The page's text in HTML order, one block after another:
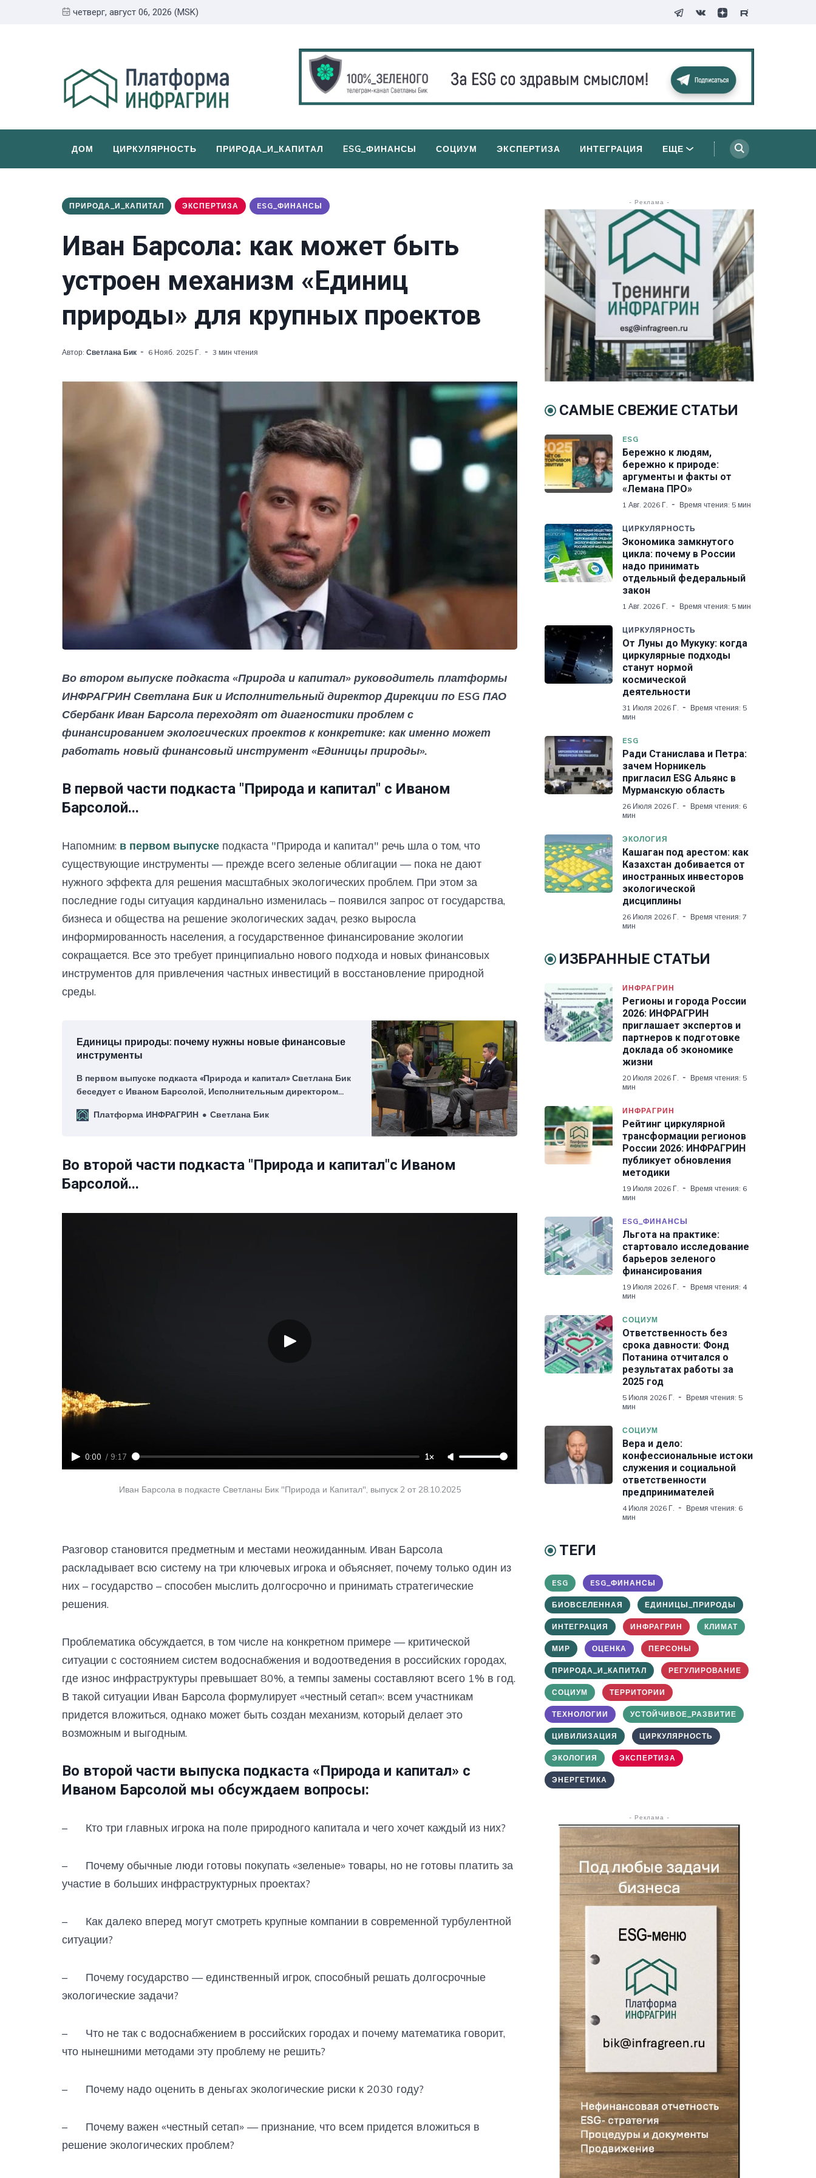
четверг, август 06, 2026 (MSK)
ДОМ ЦИРКУЛЯРНОСТЬ ПРИРОДА_И_КАПИТАЛ ESG_ФИНАНСЫ СОЦИУМ ЭКСПЕРТИЗА ИНТЕГРАЦИЯ ЕЩЕ
ПРИРОДА_И_КАПИТАЛ ЭКСПЕРТИЗА ESG_ФИНАНСЫ
Иван Барсола: как может быть
устроен механизм «Единиц
природы» для крупных проектов
Автор: Светлана Бик 6 Нояб. 2025 Г. 3 мин чтения
Во втором выпуске подкаста «Природа и капитал» руководитель платформы
ИНФРАГРИН Светлана Бик и Исполнительный директор Дирекции по ESG ПАО
Сбербанк Иван Барсола переходят от диагностики проблем с
финансированием экологических проектов к конкретике: как именно может
работать новый финансовый инструмент «Единицы природы».
В первой части подкаста "Природа и капитал" с Иваном
Барсолой...
Напомним: в первом выпуске подкаста "Природа и капитал" речь шла о том, что
существующие инструменты — прежде всего зеленые облигации — пока не дают
нужного эффекта для решения масштабных экологических проблем. При этом за
последние годы ситуация кардинально изменилась – появился запрос от государства,
бизнеса и общества на решение экологических задач, резко выросла
информированность населения, а государственное финансирование экологии
сокращается. Все это требует принципиально нового подхода и новых финансовых
инструментов для привлечения частных инвестиций в восстановление природной
среды.
Единицы природы: почему нужны новые финансовые
инструменты
В первом выпуске подкаста «Природа и капитал» Светлана Бик
беседует с Иваном Барсолой, Исполнительным директором
редакционной группы Агентства стратегических инициатив по
Платформа ИНФРАГРИН Светлана Бик
Во второй части подкаста "Природа и капитал"с Иваном
Барсолой...
0:00 / 9:17 1×
Иван Барсола в подкасте Светланы Бик "Природа и Капитал", выпуск 2 от 28.10.2025
Разговор становится предметным и местами неожиданным. Иван Барсола
раскладывает всю систему на три ключевых игрока и объясняет, почему только один из
них – государство – способен мыслить долгосрочно и принимать стратегические
решения.
Проблематика обсуждается, в том числе на конкретном примере — критической
ситуации с состоянием систем водоснабжения и водоотведения в российских городах,
где износ инфраструктуры превышает 80%, а темпы замены составляют всего 1% в год.
В такой ситуации Иван Барсола формулирует «честный сетап»: всем участникам
придется вложиться, однако может быть создан механизм, который делает это
возможным и выгодным.
Во второй части выпуска подкаста «Природа и капитал» с
Иваном Барсолой мы обсуждаем вопросы:
– Кто три главных игрока на поле природного капитала и чего хочет каждый из них?
– Почему обычные люди готовы покупать «зеленые» товары, но не готовы платить за
участие в больших инфраструктурных проектах?
– Как далеко вперед могут смотреть крупные компании в современной турбулентной
ситуации?
– Почему государство — единственный игрок, способный решать долгосрочные
экологические задачи?
– Что не так с водоснабжением в российских городах и почему математика говорит,
что нынешними методами эту проблему не решить?
– Почему надо оценить в деньгах экологические риски к 2030 году?
– Почему важен «честный сетап» — признание, что всем придется вложиться в
решение экологических проблем?
- Реклама -
САМЫЕ СВЕЖИЕ СТАТЬИ
ESG
Бережно к людям,
бережно к природе:
аргументы и факты от
«Лемана ПРО»
1 Авг. 2026 Г. Время чтения: 5 мин
ЦИРКУЛЯРНОСТЬ
Экономика замкнутого
цикла: почему в России
надо принимать
отдельный федеральный
закон
1 Авг. 2026 Г. Время чтения: 5 мин
ЦИРКУЛЯРНОСТЬ
От Луны до Мукуку: когда
циркулярные подходы
станут нормой
космической
деятельности
31 Июля 2026 Г.
Время чтения: 5
мин
ESG
Ради Станислава и Петра:
зачем Норникель
пригласил ESG Альянс в
Мурманскую область
26 Июля 2026 Г.
Время чтения: 6
мин
ЭКОЛОГИЯ
Кашаган под арестом: как
Казахстан добивается от
иностранных инвесторов
экологической
дисциплины
26 Июля 2026 Г.
Время чтения: 7
мин
ИЗБРАННЫЕ СТАТЬИ
ИНФРАГРИН
Регионы и города России
2026: ИНФРАГРИН
приглашает экспертов и
партнеров к подготовке
доклада об экономике
жизни
20 Июля 2026 Г.
Время чтения: 5
мин
ИНФРАГРИН
Рейтинг циркулярной
трансформации регионов
России 2026: ИНФРАГРИН
публикует обновления
методики
19 Июля 2026 Г.
Время чтения: 6
мин
ESG_ФИНАНСЫ
Льгота на практике:
стартовало исследование
барьеров зеленого
финансирования
19 Июля 2026 Г.
Время чтения: 4
мин
СОЦИУМ
Ответственность без
срока давности: Фонд
Потанина отчитался о
результатах работы за
2025 год
5 Июля 2026 Г.
Время чтения: 5
мин
СОЦИУМ
Вера и дело:
конфессиональные истоки
служения и социальной
ответственности
предпринимателей
4 Июля 2026 Г.
Время чтения: 6
мин
ТЕГИ
ESG ESG_ФИНАНСЫ
БИОВСЕЛЕННАЯ ЕДИНИЦЫ_ПРИРОДЫ
ИНТЕГРАЦИЯ ИНФРАГРИН КЛИМАТ
МИР ОЦЕНКА ПЕРСОНЫ
ПРИРОДА_И_КАПИТАЛ РЕГУЛИРОВАНИЕ
СОЦИУМ ТЕРРИТОРИИ
ТЕХНОЛОГИИ УСТОЙЧИВОЕ_РАЗВИТИЕ
ЦИВИЛИЗАЦИЯ ЦИРКУЛЯРНОСТЬ
ЭКОЛОГИЯ ЭКСПЕРТИЗА
ЭНЕРГЕТИКА
- Реклама -